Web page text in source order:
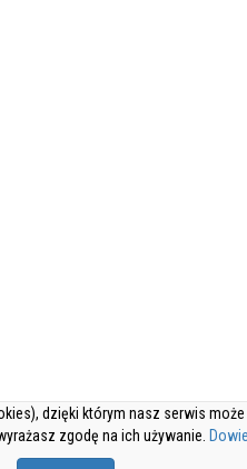
dzięki którym nasz serwis może
zgodę na ich używanie.